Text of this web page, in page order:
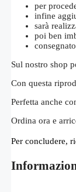
per
infine
sarà
poi ben
Sul nostro shop
Con questa
Perfetta anche
Ordina ora e
Per concludere,